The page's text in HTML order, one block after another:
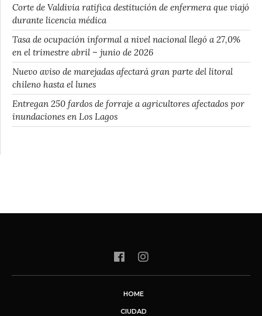
Corte de Valdivia ratifica destitución de enfermera que viajó
durante licencia médica
Tasa de ocupación informal a nivel nacional llegó a 27,0%
en el trimestre abril – junio de 2026
Nuevo aviso de marejadas afectará gran parte del litoral
chileno hasta el lunes
Entregan 250 fardos de forraje a agricultores afectados por
inundaciones en Los Lagos
HOME
CIUDAD